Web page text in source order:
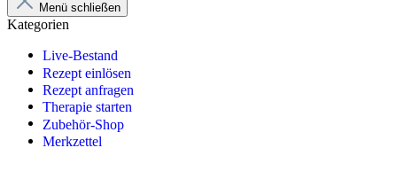
Menü schließen
Kategorien
Live-Bestand
Rezept einlösen
Rezept anfragen
Therapie starten
Zubehör-Shop
Merkzettel